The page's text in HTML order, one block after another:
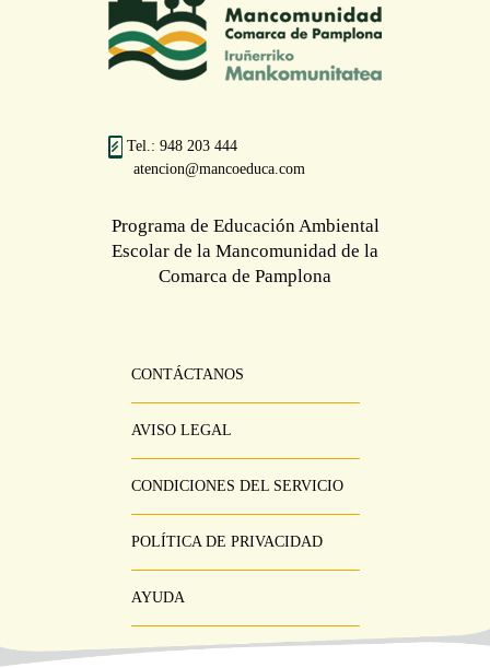
Tel.: 948 203 444
atencion@mancoeduca.com
Programa de Educación Ambiental
Escolar de la Mancomunidad de la
Comarca de Pamplona
Pie
Menú
CONTÁCTANOS
AVISO LEGAL
CONDICIONES DEL SERVICIO
POLÍTICA DE PRIVACIDAD
AYUDA